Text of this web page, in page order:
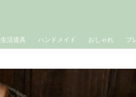
生活道具 ハンドメイド おしゃれ プ